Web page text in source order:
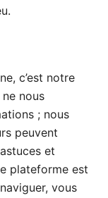
c’est notre
nous
; nous
peuvent
et
plateforme est
vous